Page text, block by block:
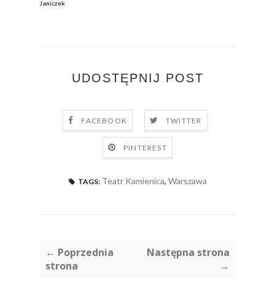
Janiczek
UDOSTĘPNIJ POST
FACEBOOK TWITTER
PINTEREST
TAGS: Teatr Kamienica, Warszawa
← Poprzednia
strona
Następna strona
→